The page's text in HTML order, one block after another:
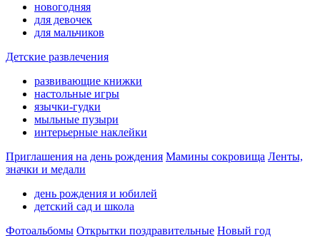
новогодняя
для девочек
для мальчиков
Детские развлечения
развивающие книжки
настольные игры
язычки-гудки
мыльные пузыри
интерьерные наклейки
Приглашения на день рождения Мамины сокровища Ленты,
значки и медали
день рождения и юбилей
детский сад и школа
Фотоальбомы Открытки поздравительные Новый год